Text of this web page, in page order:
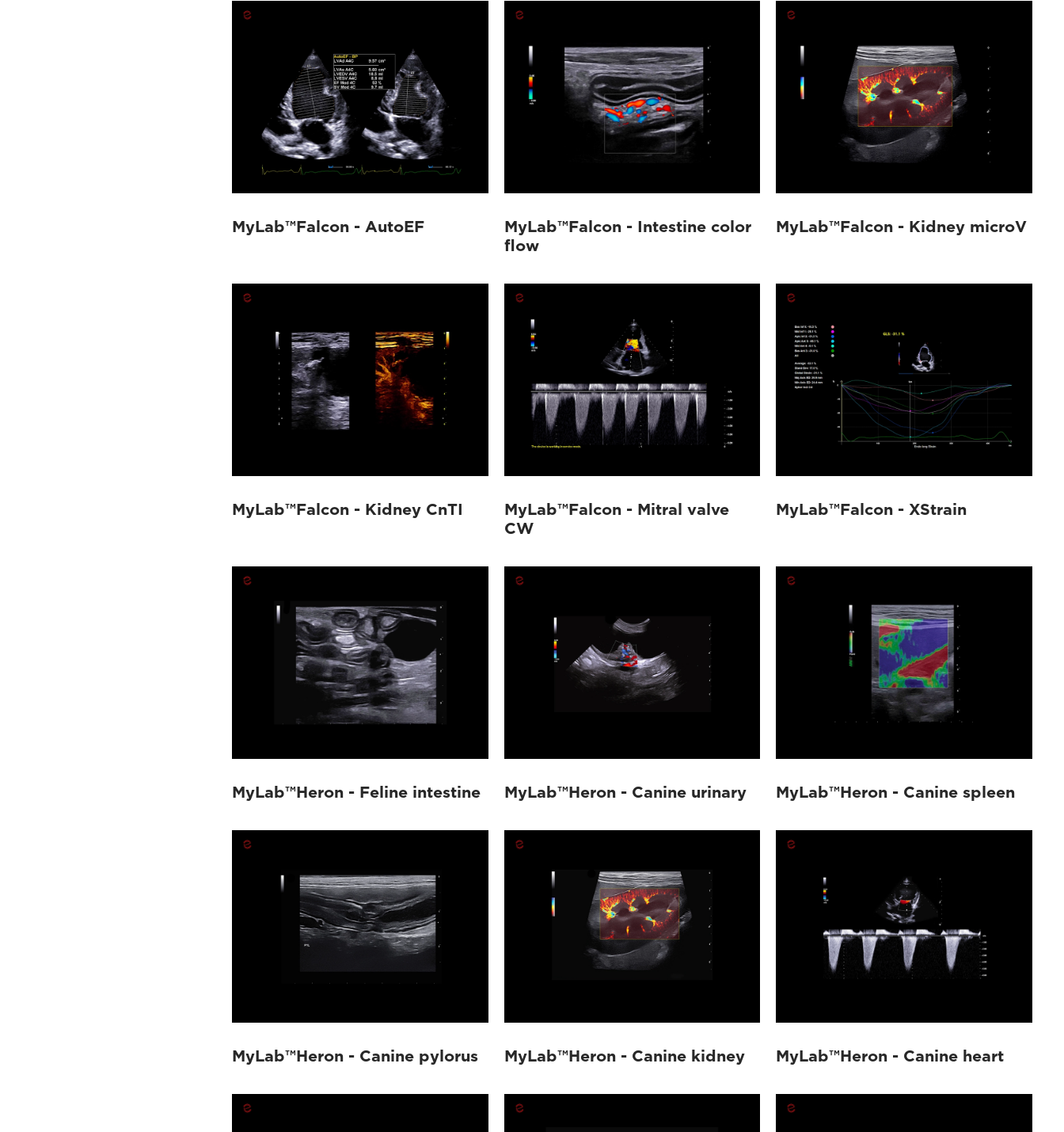
MyLab™Falcon - AutoEF
MyLab™Falcon - Intestine color
flow
MyLab™Falcon - Kidney microV
MyLab™Falcon - Kidney CnTI
MyLab™Falcon - Mitral valve
CW
MyLab™Falcon - XStrain
MyLab™Heron - Feline intestine MyLab™Heron - Canine urinary MyLab™Heron - Canine spleen
MyLab™Heron - Canine pylorus MyLab™Heron - Canine kidney MyLab™Heron - Canine heart